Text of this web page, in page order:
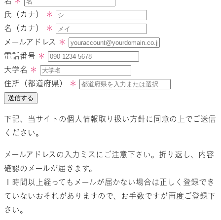
氏（カナ）
＊
名（カナ）
＊
メールアドレス ＊
電話番号 ＊
大学名 ＊
住所（都道府県）
＊
送信する
下記、当サイトの個人情報取り扱い方針に同意の上でご送信
ください。
メールアドレスの入力ミスにご注意下さい。折り返し、内容
確認のメールが届きます。
１時間以上経ってもメールが届かない場合は正しく登録でき
ていないおそれがありますので、お手数ですが再度ご登録下
さい。